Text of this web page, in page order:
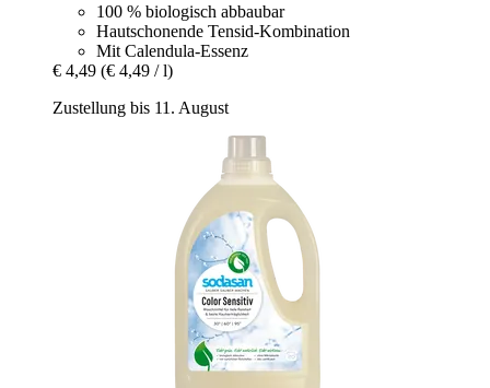
100 % biologisch abbaubar
Hautschonende Tensid-Kombination
Mit Calendula-Essenz
€ 4,49 (€ 4,49 / l)
Zustellung bis 11. August